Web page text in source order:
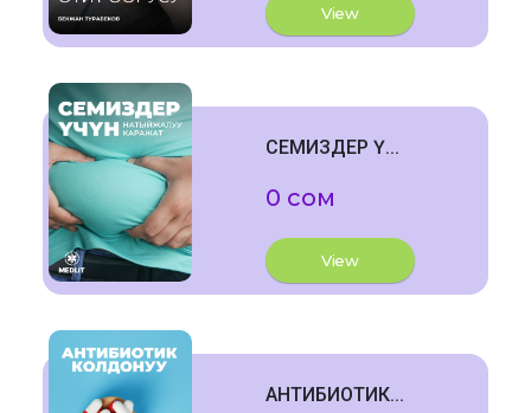
View
СЕМИЗДЕР Ү...
0 сом
View
АНТИБИОТИК...